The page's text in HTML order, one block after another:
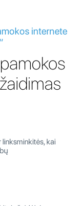
internete
linksminkitės, kai